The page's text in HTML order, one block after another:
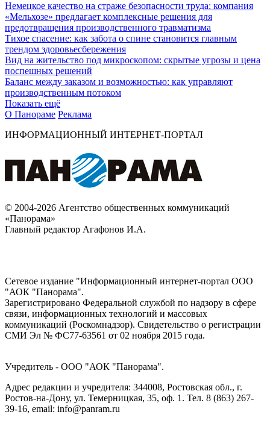
Немецкое качество на страже безопасности труда: компания
«Мельхозе» предлагает комплексные решения для
предотвращения производственного травматизма
Тихое спасение: как забота о спине становится главным
трендом здоровьесбережения
Вид на жительство под микроскопом: скрытые угрозы и цена
поспешных решений
Баланс между заказом и возможностью: как управляют
производственным потоком
Показать ещё
О Панораме Реклама
ИНФОРМАЦИОННЫЙ ИНТЕРНЕТ-ПОРТАЛ
© 2004-2026 Агентство общественных коммуникаций
«Панорама»
Главный редактор Агафонов И.А.
Сетевое издание "Информационный интернет-портал ООО
"АОК "Панорама".
Зарегистрировано Федеральной службой по надзору в сфере
связи, информационных технологий и массовых
коммуникаций (Роскомнадзор). Cвидетельство о регистрации
СМИ Эл № ФС77-63561 от 02 ноября 2015 года.
Учредитель - ООО "АОК "Панорама".
Адрес редакции и учредителя: 344008, Ростовская обл., г.
Ростов-на-Дону, ул. Темерницкая, 35, оф. 1. Тел. 8 (863) 267-
39-16, email: info@panram.ru